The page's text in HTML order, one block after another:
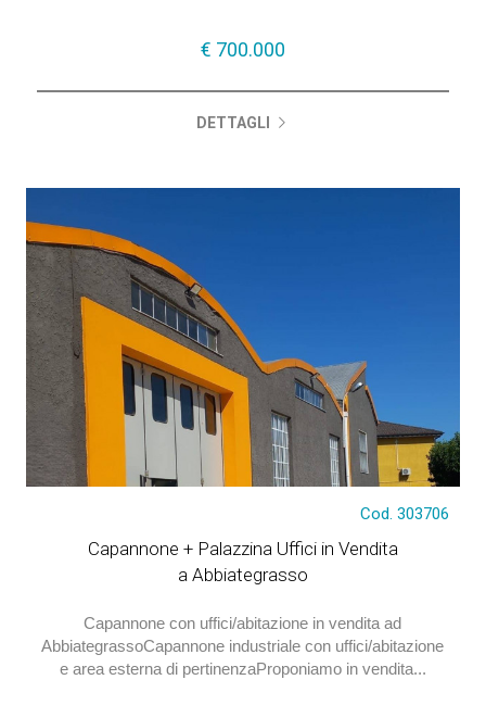
€ 700.000
DETTAGLI
Cod. 303706
Capannone + Palazzina Uffici in Vendita
a Abbiategrasso
Capannone con uffici/abitazione in vendita ad
AbbiategrassoCapannone industriale con uffici/abitazione
e area esterna di pertinenzaProponiamo in vendita...